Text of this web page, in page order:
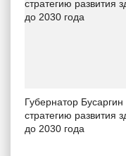
Губернатор
стратегию развития
до 2030 года